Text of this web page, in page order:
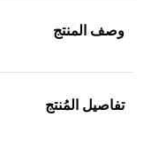
وصف المنتج
تفاصيل المُنتج